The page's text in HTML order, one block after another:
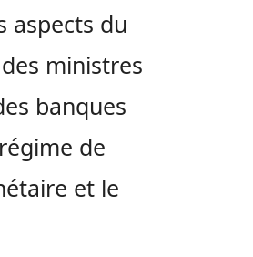
aspects du
ministres
banques
de
et le